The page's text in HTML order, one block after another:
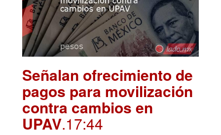
Señalan ofrecimiento de
pagos para movilización
contra cambios en
UPAV.17:44